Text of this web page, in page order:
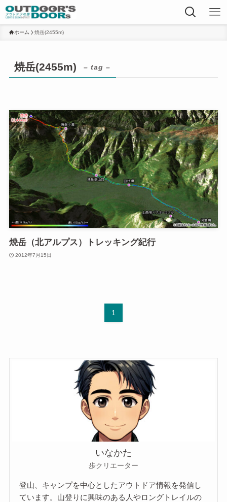
ホーム 焼岳(2455m)
焼岳(2455m) – tag –
焼岳（北アルプス）トレッキング紀行
2012年7月15日
1
いなかた
歩クリエーター
登山、キャンプを中心としたアウトドア情報を発信し
ています。山登りに興味のある人やロングトレイルの